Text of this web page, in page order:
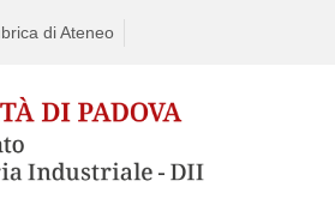
di Ateneo